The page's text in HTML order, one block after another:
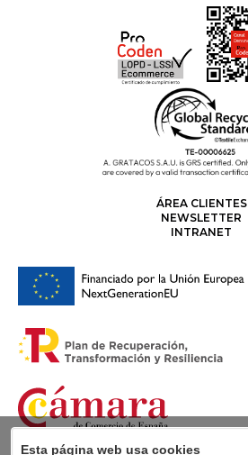
ÁREA CLIENTES
NEWSLETTER
INTRANET
Esta página web usa cookies